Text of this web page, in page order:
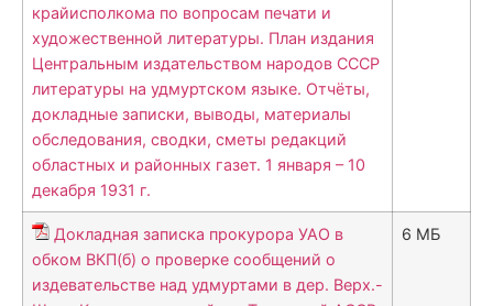
крайисполкома по вопросам печати и
художественной литературы. План издания
Центральным издательством народов СССР
литературы на удмуртском языке. Отчёты,
докладные записки, выводы, материалы
обследования, сводки, сметы редакций
областных и районных газет. 1 января – 10
декабря 1931 г.
Докладная записка прокурора УАО в
обком ВКП(б) о проверке сообщений о
издевательстве над удмуртами в дер. Верх.-
6 МБ